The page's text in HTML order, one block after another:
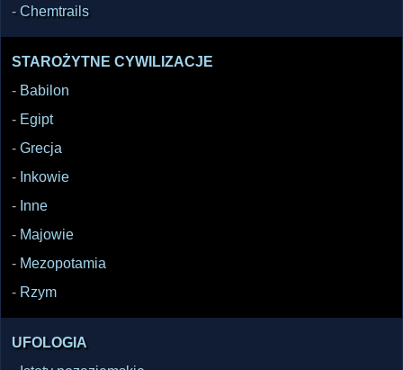
-Chemtrails
STAROŻYTNE CYWILIZACJE
- Babilon
- Egipt
- Grecja
- Inkowie
- Inne
- Majowie
- Mezopotamia
- Rzym
UFOLOGIA